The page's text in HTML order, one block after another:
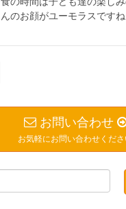
んのお顔がユーモラスです
お問い合わせ
お気軽にお問い合わせくだ